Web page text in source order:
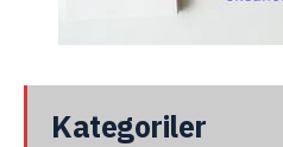
Kategoriler